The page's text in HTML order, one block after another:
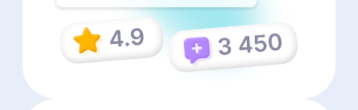
Анализ конкурентов